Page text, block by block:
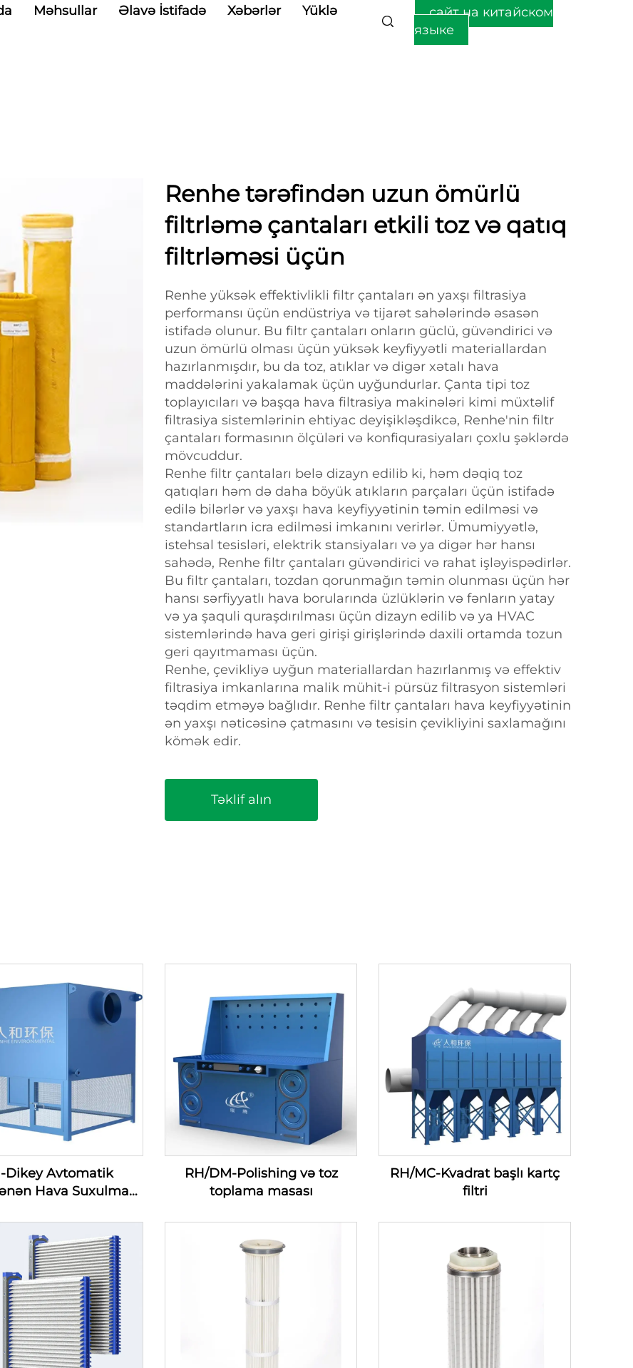
Məhsullar Əlavə İstifadə Xəbərlər
Yüklə
сайт на китайском
языке
Renhe tərəfindən uzun ömürlü
filtrləmə çantaları etkili toz və qatıq
filtrləməsi üçün
Renhe yüksək effektivlikli filtr çantaları ən yaxşı filtrasiya
performansı üçün endüstriya və tijarət sahələrində əsasən
istifadə olunur. Bu filtr çantaları onların güclü, güvəndirici və
uzun ömürlü olması üçün yüksək keyfiyyətli materiallardan
hazırlanmışdır, bu da toz, atıklar və digər xətalı hava
maddələrini yakalamak üçün uyğundurlar. Çanta tipi toz
toplayıcıları və başqa hava filtrasiya makinələri kimi müxtəlif
filtrasiya sistemlərinin ehtiyac deyişikləşdikcə, Renhe'nin filtr
çantaları formasının ölçüləri və konfiqurasiyaları çoxlu şəklərdə
mövcuddur.
Renhe filtr çantaları belə dizayn edilib ki, həm dəqiq toz
qatıqları həm də daha böyük atıkların parçaları üçün istifadə
edilə bilərlər və yaxşı hava keyfiyyətinin təmin edilməsi və
standartların icra edilməsi imkanını verirlər. Ümumiyyətlə,
istehsal tesisləri, elektrik stansiyaları və ya digər hər hansı
sahədə, Renhe filtr çantaları güvəndirici və rahat işləyispədirlər.
Bu filtr çantaları, tozdan qorunmağın təmin olunması üçün hər
hansı sərfiyyatlı hava borularında üzlüklərin və fənların yatay
və ya şaquli quraşdırılması üçün dizayn edilib və ya HVAC
sistemlərində hava geri girişi girişlərində daxili ortamda tozun
geri qayıtmaması üçün.
Renhe, çevikliyə uyğun materiallardan hazırlanmış və effektiv
filtrasiya imkanlarına malik mühit-i pürsüz filtrasyon sistemləri
təqdim etməyə bağlıdır. Renhe filtr çantaları hava keyfiyyətinin
ən yaxşı nəticəsinə çatmasını və tesisin çevikliyini saxlamağını
kömək edir.
Təklif alın
Dikey Avtomatik
Hava Suxulmaq
Filtri Seriyası
1200m3/min)
RH/DM-Polishing və toz
toplama masası
RH/MC-Kvadrat başlı kartç
filtri